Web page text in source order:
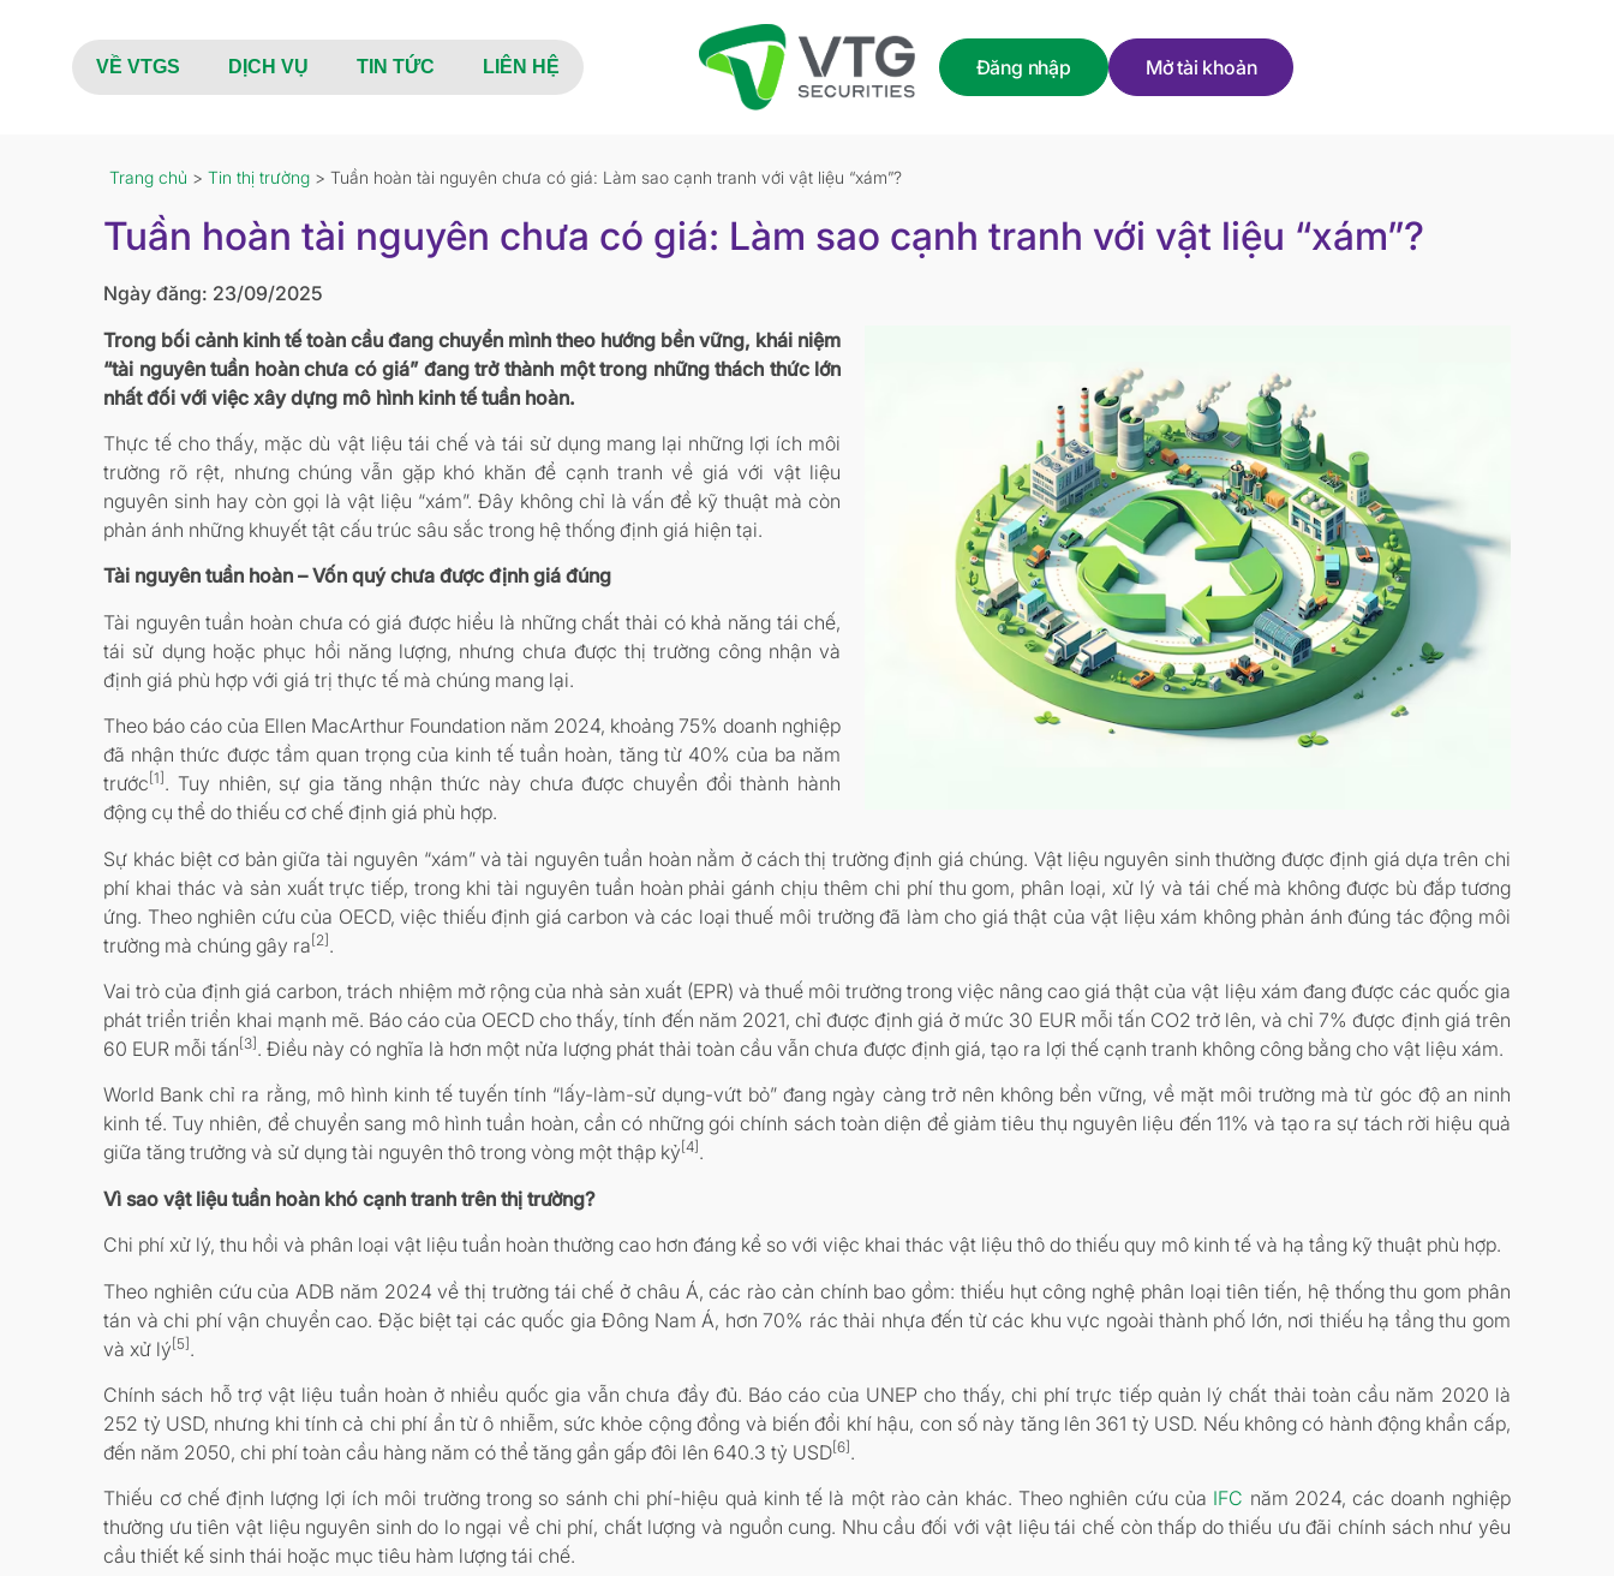
VỀ VTGS DỊCH VỤ TIN TỨC LIÊN HỆ Đăng nhập Mở tài khoản
Trang chủ >Tin thị trường > Tuần hoàn tài nguyên chưa có giá: Làm sao cạnh tranh với vật liệu “xám”?
Tuần hoàn tài nguyên chưa có giá: Làm sao cạnh tranh với vật liệu “xám”?
Ngày đăng: 23/09/2025
Trong bối cảnh kinh tế toàn cầu đang chuyển mình theo hướng bền vững, khái niệm
“tài nguyên tuần hoàn chưa có giá” đang trở thành một trong những thách thức lớn
nhất đối với việc xây dựng mô hình kinh tế tuần hoàn.
Thực tế cho thấy, mặc dù vật liệu tái chế và tái sử dụng mang lại những lợi ích môi
trường rõ rệt, nhưng chúng vẫn gặp khó khăn để cạnh tranh về giá với vật liệu
nguyên sinh hay còn gọi là vật liệu “xám”. Đây không chỉ là vấn đề kỹ thuật mà còn
phản ánh những khuyết tật cấu trúc sâu sắc trong hệ thống định giá hiện tại.
Tài nguyên tuần hoàn – Vốn quý chưa được định giá đúng
Tài nguyên tuần hoàn chưa có giá được hiểu là những chất thải có khả năng tái chế,
tái sử dụng hoặc phục hồi năng lượng, nhưng chưa được thị trường công nhận và
định giá phù hợp với giá trị thực tế mà chúng mang lại.
Theo báo cáo của Ellen MacArthur Foundation năm 2024, khoảng 75% doanh nghiệp
đã nhận thức được tầm quan trọng của kinh tế tuần hoàn, tăng từ 40% của ba năm
trước [1] . Tuy nhiên, sự gia tăng nhận thức này chưa được chuyển đổi thành hành
động cụ thể do thiếu cơ chế định giá phù hợp.
Sự khác biệt cơ bản giữa tài nguyên “xám” và tài nguyên tuần hoàn nằm ở cách thị trường định giá chúng. Vật liệu nguyên sinh thường được định giá dựa trên chi
phí khai thác và sản xuất trực tiếp, trong khi tài nguyên tuần hoàn phải gánh chịu thêm chi phí thu gom, phân loại, xử lý và tái chế mà không được bù đắp tương
ứng. Theo nghiên cứu của OECD, việc thiếu định giá carbon và các loại thuế môi trường đã làm cho giá thật của vật liệu xám không phản ánh đúng tác động môi
trường mà chúng gây ra[2].
Vai trò của định giá carbon, trách nhiệm mở rộng của nhà sản xuất (EPR) và thuế môi trường trong việc nâng cao giá thật của vật liệu xám đang được các quốc gia
phát triển triển khai mạnh mẽ. Báo cáo của OECD cho thấy, tính đến năm 2021, chỉ được định giá ở mức 30 EUR mỗi tấn CO2 trở lên, và chỉ 7% được định giá trên
60 EUR mỗi tấn [3] . Điều này có nghĩa là hơn một nửa lượng phát thải toàn cầu vẫn chưa được định giá, tạo ra lợi thế cạnh tranh không công bằng cho vật liệu xám.
World Bank chỉ ra rằng, mô hình kinh tế tuyến tính “lấy-làm-sử dụng-vứt bỏ” đang ngày càng trở nên không bền vững, về mặt môi trường mà từ góc độ an ninh
kinh tế. Tuy nhiên, để chuyển sang mô hình tuần hoàn, cần có những gói chính sách toàn diện để giảm tiêu thụ nguyên liệu đến 11% và tạo ra sự tách rời hiệu quả
giữa tăng trưởng và sử dụng tài nguyên thô trong vòng một thập kỷ [4] .
Vì sao vật liệu tuần hoàn khó cạnh tranh trên thị trường?
Chi phí xử lý, thu hồi và phân loại vật liệu tuần hoàn thường cao hơn đáng kể so với việc khai thác vật liệu thô do thiếu quy mô kinh tế và hạ tầng kỹ thuật phù hợp.
Theo nghiên cứu của ADB năm 2024 về thị trường tái chế ở châu Á, các rào cản chính bao gồm: thiếu hụt công nghệ phân loại tiên tiến, hệ thống thu gom phân
tán và chi phí vận chuyển cao. Đặc biệt tại các quốc gia Đông Nam Á, hơn 70% rác thải nhựa đến từ các khu vực ngoài thành phố lớn, nơi thiếu hạ tầng thu gom
và xử lý[5].
Chính sách hỗ trợ vật liệu tuần hoàn ở nhiều quốc gia vẫn chưa đầy đủ. Báo cáo của UNEP cho thấy, chi phí trực tiếp quản lý chất thải toàn cầu năm 2020 là
252 tỷ USD, nhưng khi tính cả chi phí ẩn từ ô nhiễm, sức khỏe cộng đồng và biến đổi khí hậu, con số này tăng lên 361 tỷ USD. Nếu không có hành động khẩn cấp,
đến năm 2050, chi phí toàn cầu hàng năm có thể tăng gần gấp đôi lên 640.3 tỷ USD[6] .
Thiếu cơ chế định lượng lợi ích môi trường trong so sánh chi phí-hiệu quả kinh tế là một rào cản khác. Theo nghiên cứu của IFC năm 2024, các doanh nghiệp
thường ưu tiên vật liệu nguyên sinh do lo ngại về chi phí, chất lượng và nguồn cung. Nhu cầu đối với vật liệu tái chế còn thấp do thiếu ưu đãi chính sách như yêu
cầu thiết kế sinh thái hoặc mục tiêu hàm lượng tái chế.